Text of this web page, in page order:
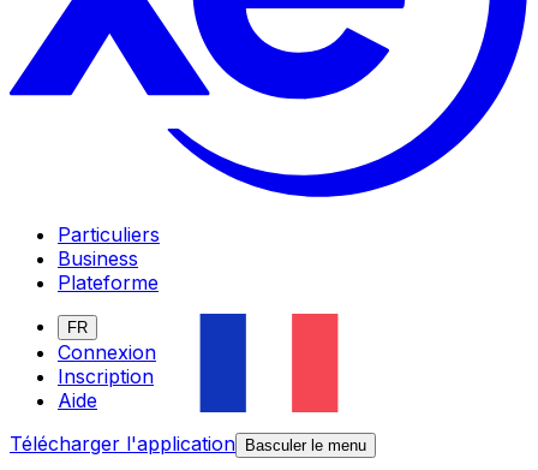
Particuliers
Business
Plateforme
FR
Connexion
Inscription
Aide
Télécharger l'application
Basculer le menu